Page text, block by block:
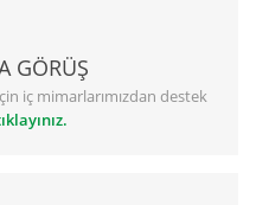
GÖRÜŞ
iç mimarlarımızdan destek